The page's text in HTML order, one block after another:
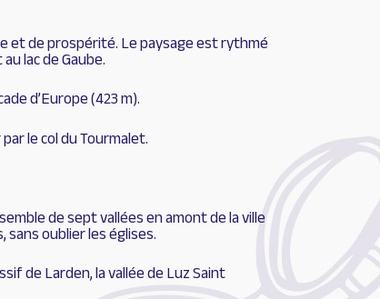
et de prospérité. Le paysage est rythmé
lac de Gaube.
d’Europe (423 m).
le col du Tourmalet.
de sept vallées en amont de la ville
oublier les églises.
de Larden, la vallée de Luz Saint